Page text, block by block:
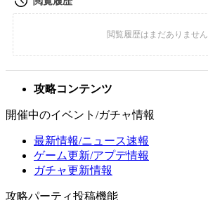
攻略コンテンツ
開催中のイベント/ガチャ情報
最新情報/ニュース速報
ゲーム更新/アプデ情報
ガチャ更新情報
攻略パーティ投稿機能